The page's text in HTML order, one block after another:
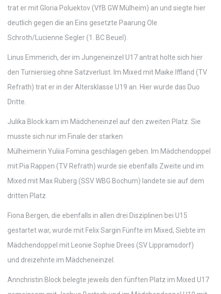
trat er mit Gloria Poluektov (VfB GW Mülheim) an und siegte hier
deutlich gegen die an Eins gesetzte Paarung Ole
Schroth/Lucienne Segler (1. BC Beuel).
Linus Emmerich, der im Jungeneinzel U17 antrat holte sich hier
den Turniersieg ohne Satzverlust. Im Mixed mit Maike Iffland (TV
Refrath) trat er in der Altersklasse U19 an. Hier wurde das Duo
Dritte.
Julika Block kam im Mädcheneinzel auf den zweiten Platz. Sie
musste sich nur im Finale der starken
Mülheimerin Yuliia Fomina geschlagen geben. Im Mädchendoppel
mit Pia Rappen (TV Refrath) wurde sie ebenfalls Zweite und im
Mixed mit Max Ruberg (SSV WBG Bochum) landete sie auf dem
dritten Platz.
Fiona Bergen, die ebenfalls in allen drei Disziplinen bei U15
gestartet war, wurde mit Felix Sargin Fünfte im Mixed, Siebte im
Mädchendoppel mit Leonie Sophie Drees (SV Lippramsdorf)
und dreizehnte im Mädcheneinzel.
Annchristin Block belegte jeweils den fünften Platz im Mixed U17